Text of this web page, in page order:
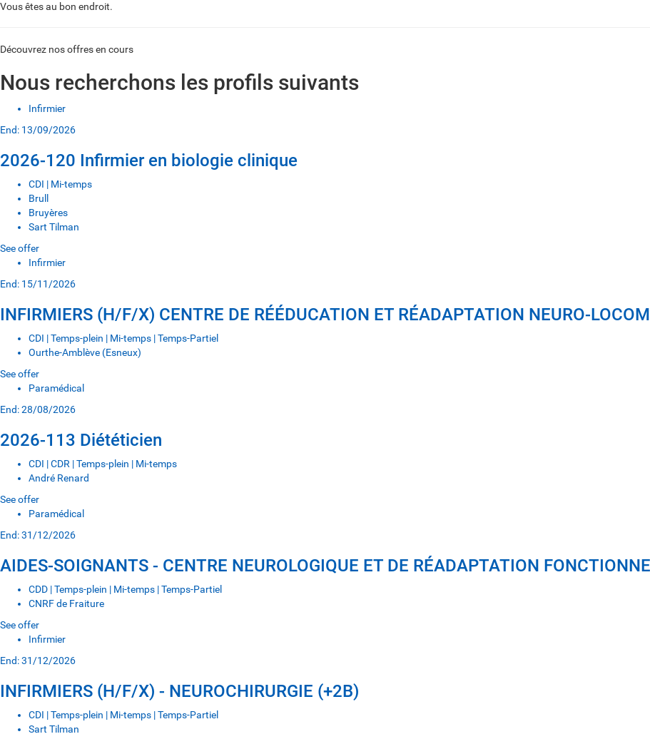
Vous êtes au bon endroit.
Découvrez nos offres en cours
Nous recherchons les profils suivants
Infirmier
End: 13/09/2026
2026-120 Infirmier en biologie clinique
CDI | Mi-temps
Brull
Bruyères
Sart Tilman
See offer
Infirmier
End: 15/11/2026
INFIRMIERS (H/F/X) CENTRE DE RÉÉDUCATION ET RÉADAPTATION NEURO-
CDI | Temps-plein | Mi-temps | Temps-Partiel
Ourthe-Amblève (Esneux)
See offer
Paramédical
End: 28/08/2026
2026-113 Diététicien
CDI | CDR | Temps-plein | Mi-temps
André Renard
See offer
Paramédical
End: 31/12/2026
AIDES-SOIGNANTS - CENTRE NEUROLOGIQUE ET DE RÉADAPTATION
CDD | Temps-plein | Mi-temps | Temps-Partiel
CNRF de Fraiture
See offer
Infirmier
End: 31/12/2026
INFIRMIERS (H/F/X) - NEUROCHIRURGIE (+2B)
CDI | Temps-plein | Mi-temps | Temps-Partiel
Sart Tilman